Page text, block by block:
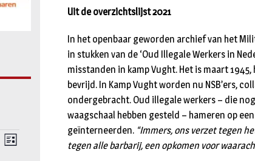
Uit de overzichtslijst 2021
In het openbaar geworden archief van het
in stukken van de ‘Oud Illegale Werkers in
misstanden in kamp Vught. Het is maart
bevrijd. In Kamp Vught worden nu NSB’ers,
ondergebracht. Oud illegale werkers – die
waagschaal hebben gesteld – hameren op
geïnterneerden. “Immers, ons verzet tegen
tegen alle barbarij, een opkomen voor